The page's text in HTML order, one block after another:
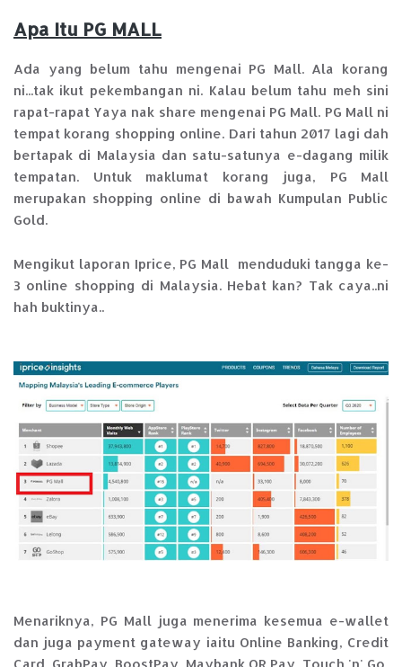
Apa Itu PG MALL
Ada yang belum tahu mengenai PG Mall. Ala korang
ni...tak ikut pekembangan ni. Kalau belum tahu meh sini
rapat-rapat Yaya nak share mengenai PG Mall. PG Mall ni
tempat korang shopping online. Dari tahun 2017 lagi dah
bertapak di Malaysia dan satu-satunya e-dagang milik
tempatan. Untuk maklumat korang juga, PG Mall
merupakan shopping online di bawah Kumpulan Public
Gold.
Mengikut laporan Iprice, PG Mall
menduduki tangga ke-
3 online shopping di Malaysia. Hebat kan? Tak caya..ni
hah buktinya..
Menariknya, PG Mall juga menerima kesemua e-wallet
dan juga payment gateway iaitu Online Banking, Credit